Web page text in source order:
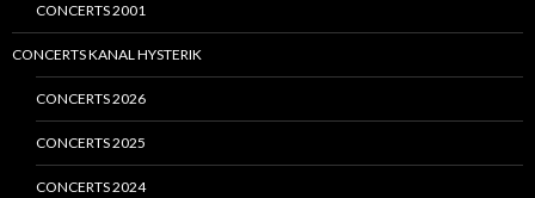
CONCERTS 2001
CONCERTS KANAL HYSTERIK
CONCERTS 2026
CONCERTS 2025
CONCERTS 2024